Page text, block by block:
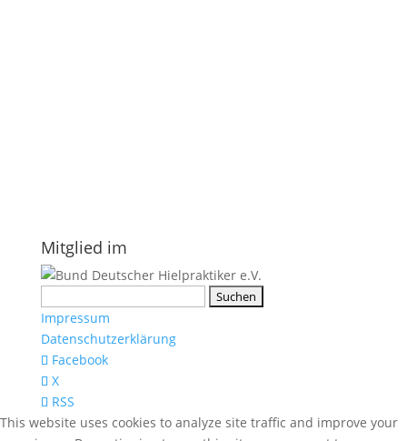
Mitglied im
nach:
Impressum
Datenschutzerklärung
Facebook
X
RSS
This website uses cookies to analyze site traffic and improve your